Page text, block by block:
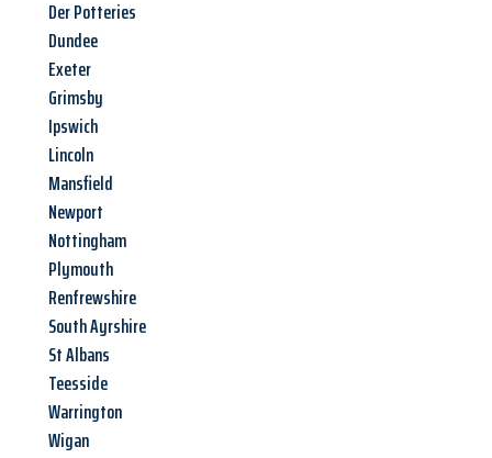
Der Potteries
Dundee
Exeter
Grimsby
Ipswich
Lincoln
Mansfield
Newport
Nottingham
Plymouth
Renfrewshire
South Ayrshire
St Albans
Teesside
Warrington
Wigan